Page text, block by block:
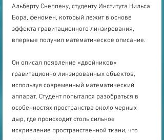
Альберту Снеппену, студенту Института Нильса
Бора, феномен, который лежит в основе
эффекта гравитационного линзирования,
впервые получил математическое описание.
Он описал появление «двойников»
гравитационно линзированных объектов,
используя современный математический
аппарат. Студент попытался разобраться в
особенностях пространства около черных
дыр, где происходит столь сильное
искривление пространственной ткани, что